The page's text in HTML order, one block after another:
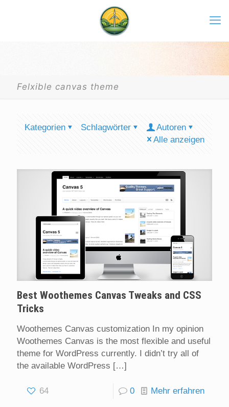
Felxible canvas theme
Kategorien Schlagwörter
Autoren
Alle anzeigen
Best Woothemes Canvas Tweaks and CSS
Tricks
Woothemes Canvas customization In my opinion
Woothemes Canvas is the most flexible and useful
theme for WordPress currently. I didn’t try all of
the available WordPress […]
64 0 Mehr erfahren